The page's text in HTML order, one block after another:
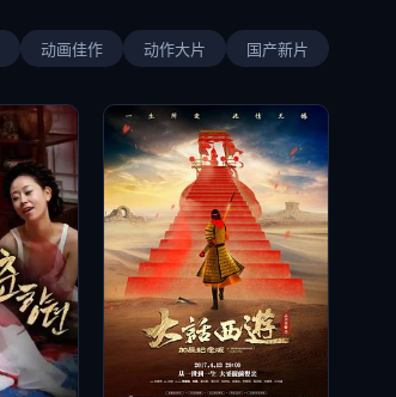
动画佳作 动作大片 国产新片